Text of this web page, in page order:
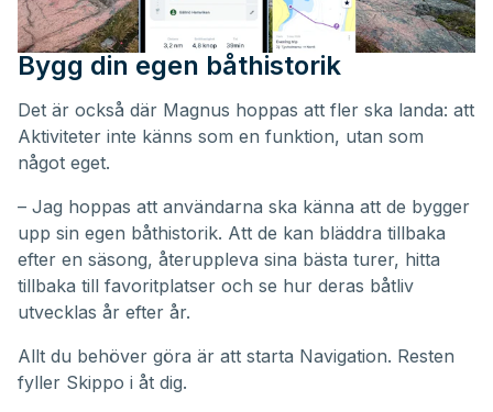
Bygg din egen båthistorik
Det är också där Magnus hoppas att fler ska landa: att
Aktiviteter inte känns som en funktion, utan som
något eget.
– Jag hoppas att användarna ska känna att de bygger
upp sin egen båthistorik. Att de kan bläddra tillbaka
efter en säsong, återuppleva sina bästa turer, hitta
tillbaka till favoritplatser och se hur deras båtliv
utvecklas år efter år.
Allt du behöver göra är att starta Navigation. Resten
fyller Skippo i åt dig.